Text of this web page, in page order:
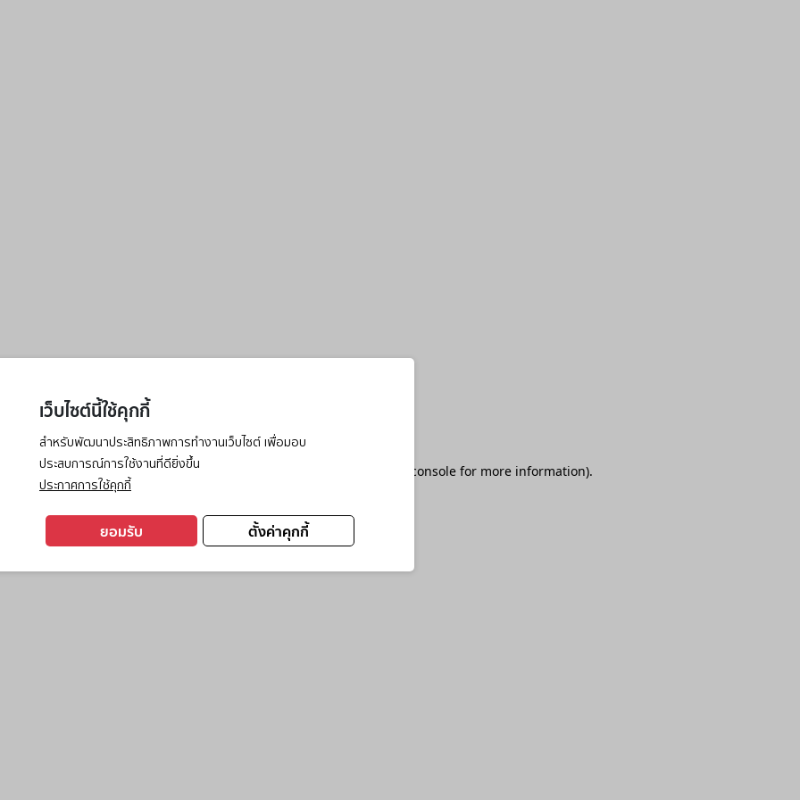
เว็บไซต์นี้ใช้คุกกี้
สำหรับพัฒนาประสิทธิภาพการทำงานเว็บไซต์ เพื่อมอบ
ประสบการณ์การใช้งานที่ดียิ่งขึ้น
ประกาศการใช้คุกกี้
ตั้งค่าคุกกี้
ยอมรับ
has occurred while loading browser console for more information).